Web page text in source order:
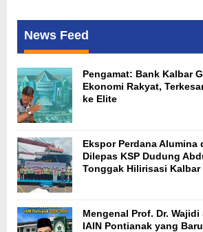
News Feed
Pengamat: Bank Kalbar
Ekonomi Rakyat,
ke Elite
Ekspor Perdana Alumina
Dilepas KSP Dudung
Tonggak Hilirisasi Kalbar
Mengenal Prof. Dr.
IAIN Pontianak yang